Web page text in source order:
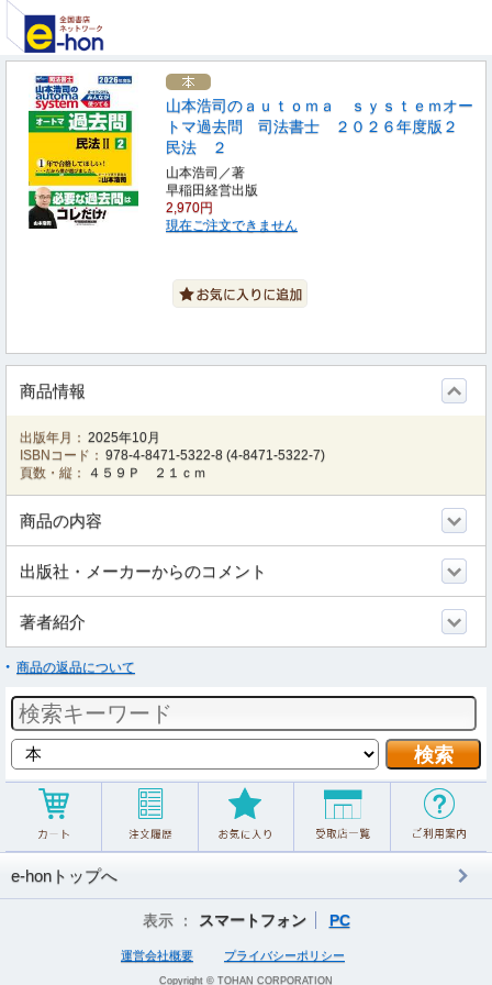
山本浩司のａｕｔｏｍａ ｓｙｓｔｅｍオー
トマ過去問 司法書士 ２０２６年度版２
民法 ２
山本浩司／著
早稲田経営出版
2,970円
現在ご注文できません
商品情報
出版年月： 2025年10月
ISBNコード： 978-4-8471-5322-8 (4-8471-5322-7)
頁数・縦：
４５９Ｐ ２１ｃｍ
商品の内容
出版社・メーカーからのコメント
著者紹介
商品の返品について
e-honトップへ
表示 ： スマートフォン PC
運営会社概要 プライバシーポリシー
Copyright © TOHAN CORPORATION